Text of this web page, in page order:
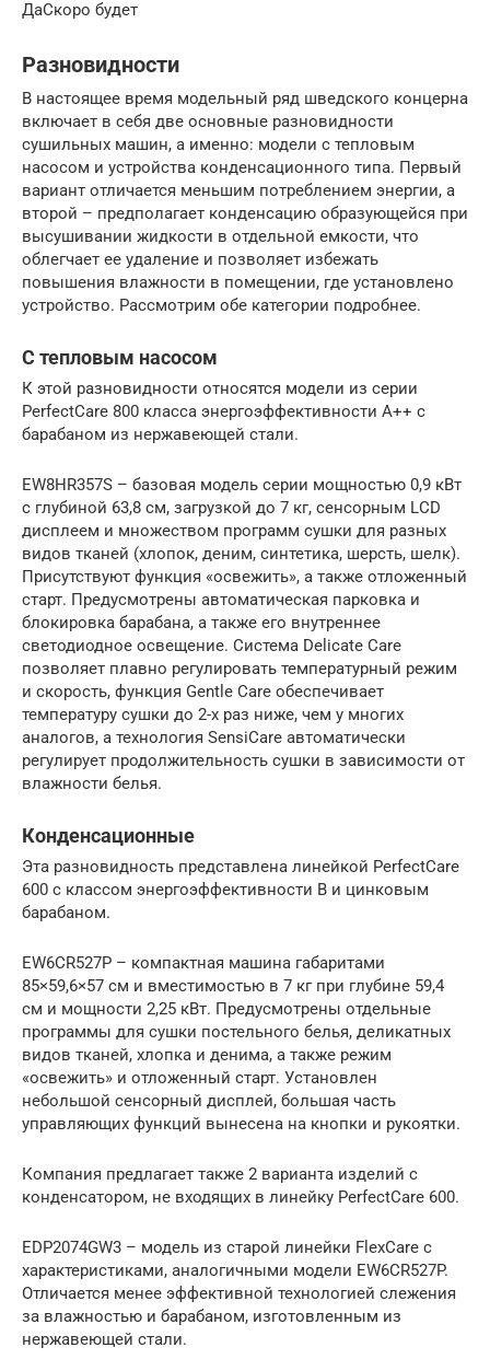
ДаСкоро будет
Разновидности
В настоящее время модельный ряд шведского концерна
включает в себя две основные разновидности
сушильных машин, а именно: модели с тепловым
насосом и устройства конденсационного типа. Первый
вариант отличается меньшим потреблением энергии, а
второй – предполагает конденсацию образующейся при
высушивании жидкости в отдельной емкости, что
облегчает ее удаление и позволяет избежать
повышения влажности в помещении, где установлено
устройство. Рассмотрим обе категории подробнее.
С тепловым насосом
К этой разновидности относятся модели из серии
PerfectCare 800 класса энергоэффективности А++ с
барабаном из нержавеющей стали.
EW8HR357S – базовая модель серии мощностью 0,9 кВт
с глубиной 63,8 см, загрузкой до 7 кг, сенсорным LCD
дисплеем и множеством программ сушки для разных
видов тканей (хлопок, деним, синтетика, шерсть, шелк).
Присутствуют функция «освежить», а также отложенный
старт. Предусмотрены автоматическая парковка и
блокировка барабана, а также его внутреннее
светодиодное освещение. Система Delicate Care
позволяет плавно регулировать температурный режим
и скорость, функция Gentle Care обеспечивает
температуру сушки до 2-х раз ниже, чем у многих
аналогов, а технология SensiCare автоматически
регулирует продолжительность сушки в зависимости от
влажности белья.
Конденсационные
Эта разновидность представлена линейкой PerfectCare
600 с классом энергоэффективности В и цинковым
барабаном.
EW6CR527P – компактная машина габаритами
85×59,6×57 см и вместимостью в 7 кг при глубине 59,4
см и мощности 2,25 кВт. Предусмотрены отдельные
программы для сушки постельного белья, деликатных
видов тканей, хлопка и денима, а также режим
«освежить» и отложенный старт. Установлен
небольшой сенсорный дисплей, большая часть
управляющих функций вынесена на кнопки и рукоятки.
Компания предлагает также 2 варианта изделий с
конденсатором, не входящих в линейку PerfectCare 600.
EDP2074GW3 – модель из старой линейки FlexCare с
характеристиками, аналогичными модели EW6CR527P.
Отличается менее эффективной технологией слежения
за влажностью и барабаном, изготовленным из
нержавеющей стали.